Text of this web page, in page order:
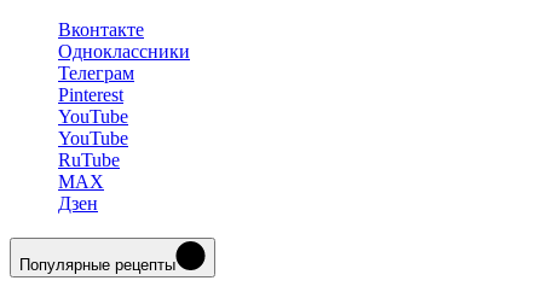
Вконтакте
Одноклассники
Телеграм
Pinterest
YouTube
YouTube
RuTube
MAX
Дзен
Популярные рецепты